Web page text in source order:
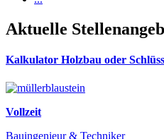
Aktuelle
Kalkulator Holzbau oder
Vollzeit
Bauingenieur & Techniker